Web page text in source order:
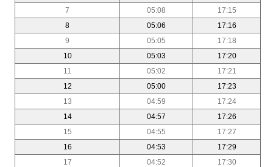
7
05:08
17:15
8
05:06
17:16
9
05:05
17:18
10
05:03
17:20
11
05:02
17:21
12
05:00
17:23
13
04:59
17:24
14
04:57
17:26
15
04:55
17:27
16
04:53
17:29
17
04:52
17:30